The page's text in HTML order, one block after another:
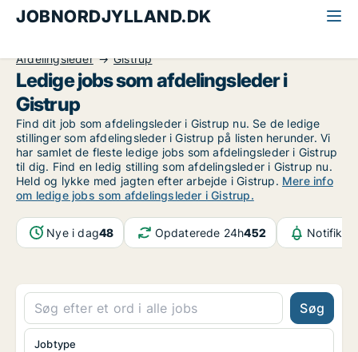
JOBNORDJYLLAND.DK
Afdelingsleder
Gistrup
Ledige jobs som afdelingsleder i
Gistrup
Find dit job som afdelingsleder i Gistrup nu. Se de ledige
stillinger som afdelingsleder i Gistrup på listen herunder. Vi
har samlet de fleste ledige jobs som afdelingsleder i Gistrup
til dig. Find en ledig stilling som afdelingsleder i Gistrup nu.
Held og lykke med jagten efter arbejde i Gistrup. Mere info
om ledige jobs som afdelingsleder i Gistrup.
Nye i dag48 Opdaterede 24h452
Søg
Jobtype